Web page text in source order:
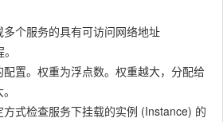
个服务的具有可访问网络地址
置。权重为浮点数。权重越大，分配给
式检查服务下挂载的实例 (Instance) 的